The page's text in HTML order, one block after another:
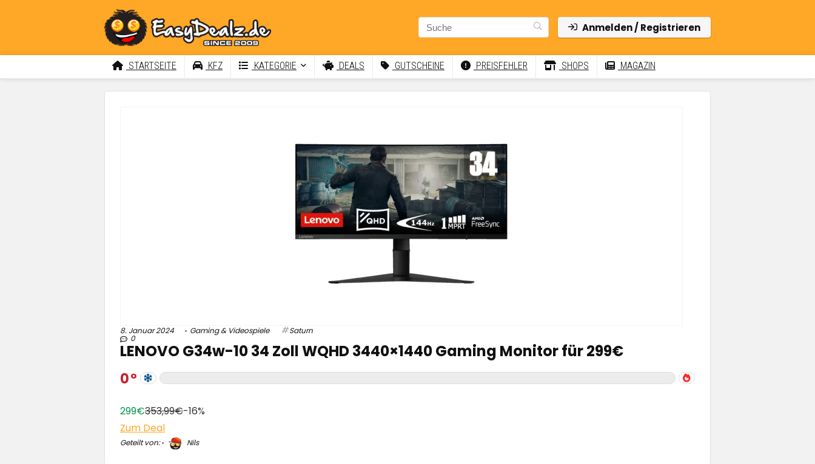
Anmelden / Registrieren
STARTSEITE KFZ KATEGORIE DEALS GUTSCHEINE PREISFEHLER SHOPS MAGAZIN
8. Januar 2024 Gaming & Videospiele Saturn
0
LENOVO G34w-10 34 Zoll WQHD 3440×1440 Gaming Monitor für 299€
0
299€353,99€-16%
Zum Deal
Geteilt von: Nils